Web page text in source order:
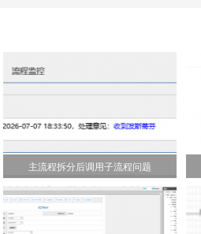
主流程拆分后调用子流程问题